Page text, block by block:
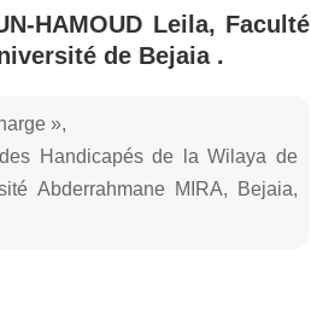
HAMOUD Leila, Faculté
de Bejaia .
»,
Handicapés de la Wilaya de
Abderrahmane MIRA, Bejaia,